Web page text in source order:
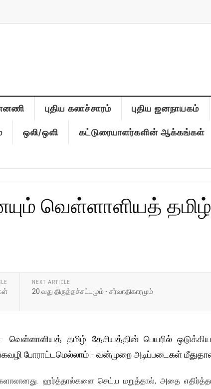
புதிய கலாச்சாரம் புதிய ஜனநாயகம்
ஒலி/ஒளி கட்டுரையாளர்களின் ஆக்கங்கள்
வெள்ளாளியத் தமிழ்
NEXT ARTICLE
20 வது திருத்தச்சட்டமும் - சர்வாதிகாரமும்
வெள்ளாளியத் தமிழ் தேசியத்தின் பெயரில்
போராட்டமெல்லாம் - வன்முறை அடிப்படைகள்
ஹர்த்தால்களை செய்ய மறுத்தால், அதை